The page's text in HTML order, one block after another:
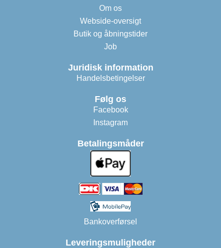
Om os
Webside-oversigt
Butik og åbningstider
Job
Juridisk information
Handelsbetingelser
Følg os
Facebook
Instagram
Betalingsmåder
Bankoverførsel
Leveringsmuligheder